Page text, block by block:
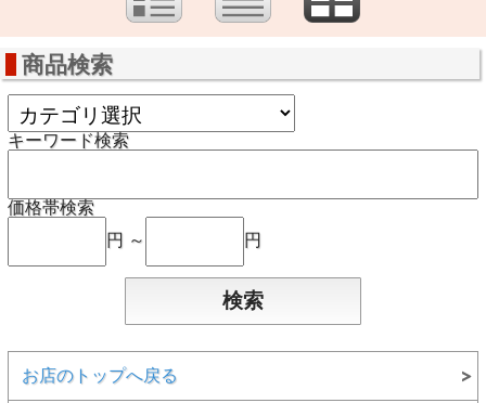
商品検索
キーワード検索
価格帯検索
円 ～
円
お店のトップへ戻る